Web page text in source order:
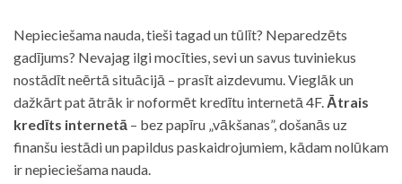
Nepieciešama nauda, tieši tagad un tūlīt? Neparedzēts
gadījums? Nevajag ilgi mocīties, sevi un savus tuviniekus
nostādīt neērtā situācijā – prasīt aizdevumu. Vieglāk un
dažkārt pat ātrāk ir noformēt kredītu internetā 4F. Ātrais
kredīts internetā – bez papīru „vākšanas”, došanās uz
finanšu iestādi un papildus paskaidrojumiem, kādam nolūkam
ir nepieciešama nauda.